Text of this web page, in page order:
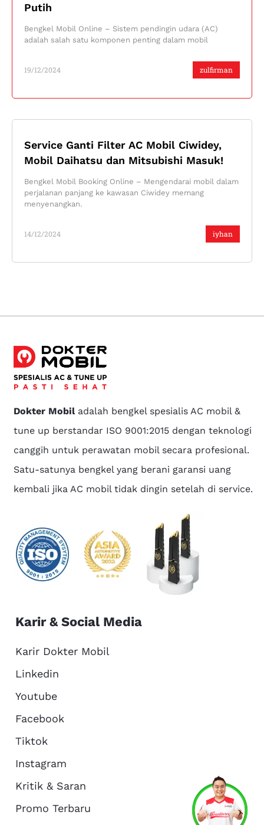
About Us
Putih
zulfirman
19/12/2024
Bengkel Mobil Online – Sistem pendingin udara (AC)
adalah salah satu komponen penting dalam mobil
Service Ganti Filter AC Mobil Ciwidey,
Mobil Daihatsu dan Mitsubishi Masuk!
iyhan
14/12/2024
Bengkel Mobil Booking Online – Mengendarai mobil dalam
perjalanan panjang ke kawasan Ciwidey memang
menyenangkan.
Dokter Mobiladalah bengkel spesialis AC mobil &
tune up berstandar ISO 9001:2015 dengan teknologi
canggih untuk perawatan mobil secara profesional.
Satu-satunya bengkel yang berani garansi uang
kembali jika AC mobil tidak dingin setelah di service.
Karir & Social Media
Karir Dokter Mobil
Linkedin
Youtube
Facebook
Tiktok
Instagram
Kritik & Saran
Promo Terbaru